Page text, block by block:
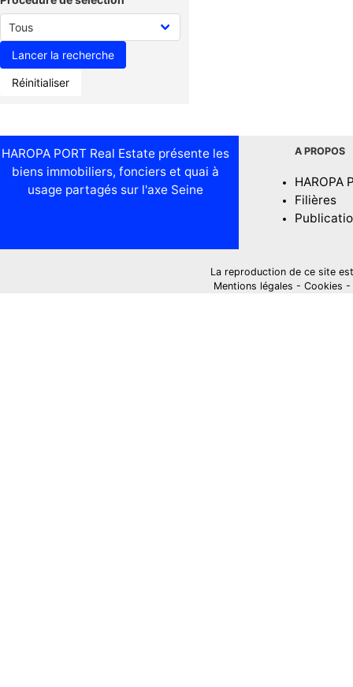
Réinitialiser
HAROPA PORT Real Estate présente les
biens immobiliers, fonciers et quai à
usage partagés sur l'axe Seine
A PROPOS
HAROPA
Filières
La reproduction de ce site
Mentions légales - Cookies -